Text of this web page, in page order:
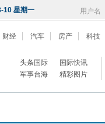
10 星期一 用户名
财经 汽车 房产 科技
头条国际
国际快讯
军事台海
精彩图片